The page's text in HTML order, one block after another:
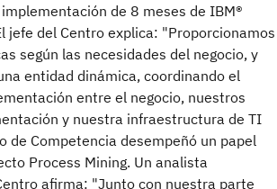
de 8 meses de IBM®
jefe del Centro explica: "Proporcionamos
según las necesidades del negocio, y
entidad dinámica, coordinando el
entre el negocio, nuestros
y nuestra infraestructura de TI
de Competencia desempeñó un papel
Process Mining. Un analista
afirma: "Junto con nuestra parte